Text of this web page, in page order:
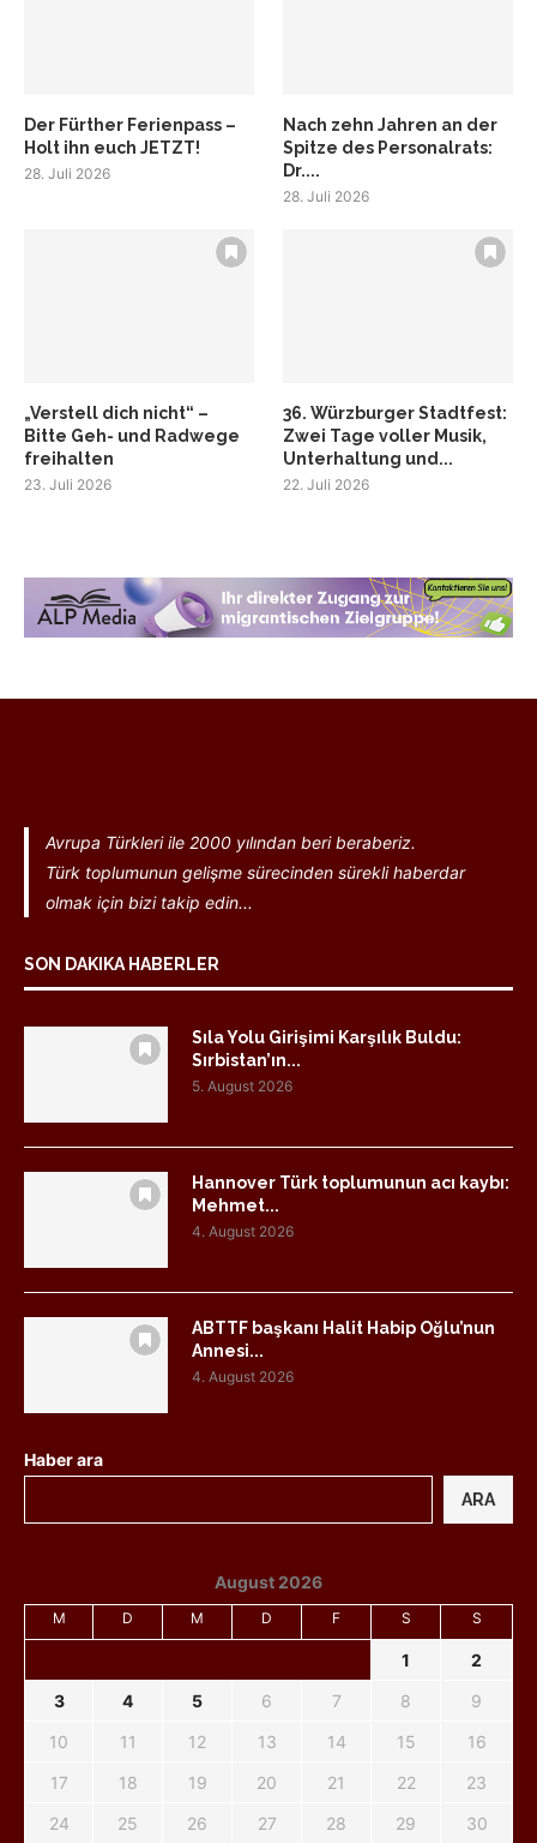
Der Fürther Ferienpass –
Holt ihn euch JETZT!
28. Juli 2026
Nach zehn Jahren an der
Spitze des Personalrats:
Dr....
28. Juli 2026
„Verstell dich nicht“ –
Bitte Geh- und Radwege
freihalten
23. Juli 2026
36. Würzburger Stadtfest:
Zwei Tage voller Musik,
Unterhaltung und...
22. Juli 2026
Avrupa Türkleri ile 2000 yılından beri beraberiz.
Türk toplumunun gelişme sürecinden sürekli haberdar
olmak için bizi takip edin...
SON DAKIKA HABERLER
Sıla Yolu Girişimi Karşılık Buldu:
Sırbistan’ın...
5. August 2026
Hannover Türk toplumunun acı kaybı:
Mehmet...
4. August 2026
ABTTF başkanı Halit Habip Oğlu’nun
Annesi...
4. August 2026
Haber ara
ARA
August 2026
M D M D F S S
1
2
3
4 5 6 7 8
9
10
11 12 13 14 15
16
17
18 19 20 21 22
23
24
25 26 27 28 29 30